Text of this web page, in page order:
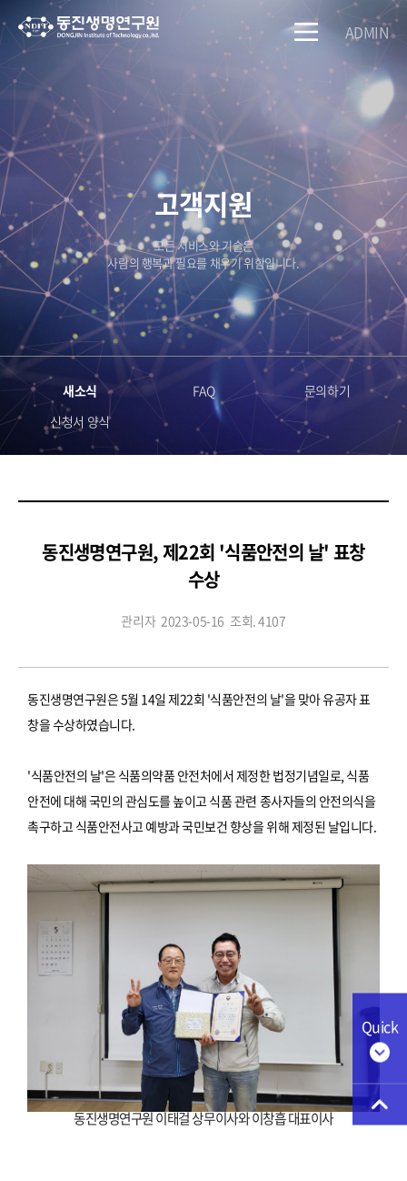
ADMIN
Quick
고객지원
모든 서비스와 기술은
사람의 행복과 필요를 채우기 위함입니다.
새소식 FAQ
문의하기
신청서 양식
동진생명연구원, 제22회 '식품안전의 날' 표창
수상
관리자 2023-05-16 조회. 4107
동진생명연구원은 5월 14일 제22회 '식품안전의 날'을 맞아 유공자 표
창을 수상하였습니다.
'식품안전의 날'은 식품의약품 안전처에서 제정한 법정기념일로, 식품
안전에 대해 국민의 관심도를 높이고 식품 관련 종사자들의 안전의식을
촉구하고 식품안전사고 예방과 국민보건 향상을 위해 제정된 날입니다.
동진생명연구원 이태걸 상무이사와 이창흡 대표이사